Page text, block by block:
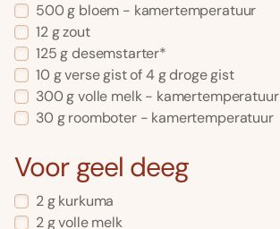
500 g bloem - kamertemperatuur
12 g zout
125 g desemstarter*
10 g verse gist of 4 g droge gist
300 g volle melk - kamertemperatuur
30 g roomboter - kamertemperatuur
Voor geel deeg
2 g kurkuma
2 g volle melk